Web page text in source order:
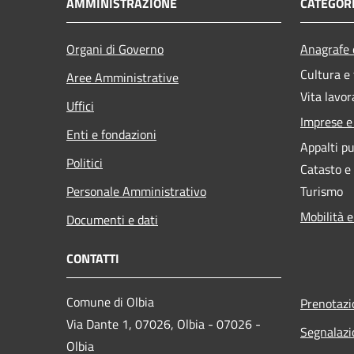
Organi di Governo
Aree Amministrative
Uffici
Enti e fondazioni
Politici
Personale Amministrativo
Documenti e dati
Cultura
Vita
Imprese
Appalti
Catasto
Turismo
Mobilità
CONTATTI
Comune di Olbia
Via Dante 1, 07026, Olbia - 07026 -
Olbia